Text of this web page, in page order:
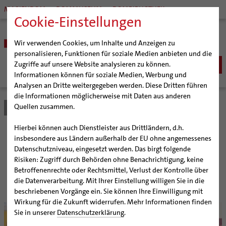
Cookie-Einstellungen
Wir verwenden Cookies, um Inhalte und Anzeigen zu
personalisieren, Funktionen für soziale Medien anbieten und die
Zugriffe auf unsere Website analysieren zu können.
Informationen können für soziale Medien, Werbung und
Analysen an Dritte weitergegeben werden. Diese Dritten führen
die Informationen möglicherweise mit Daten aus anderen
Quellen zusammen.
Hierbei können auch Dienstleister aus Drittländern, d.h.
insbesondere aus Ländern außerhalb der EU ohne angemessenes
Datenschutzniveau, eingesetzt werden. Das birgt folgende
Risiken: Zugriff durch Behörden ohne Benachrichtigung, keine
Betroffenenrechte oder Rechtsmittel, Verlust der Kontrolle über
die Datenverarbeitung. Mit Ihrer Einstellung willigen Sie in die
beschriebenen Vorgänge ein. Sie können Ihre Einwilligung mit
Wirkung für die Zukunft widerrufen. Mehr Informationen finden
Sie in unserer Datenschutzerklärung.
MARIENDOM DOMMUSEUM DOMBIBLIOTHEK
BISTUM
Bischöfe
Weihbischof Dr. Martin Marahrens
Bischof em. Norbert Trelle
Weihbischof em. Bongartz
Weihbischof em. Schwerdtfeger
Weihbischof em. Koitz
Bischof em. Dr. Wüstenberg
Generalvikariat
Gremien
Diözesangericht
Gemeindegremien
Pfarrgemeinden
Hildesheimer Dom
Virtueller Rundgang durch den Dom
Tausendjähriger Rosenstock
Die Hildesheimer Dommusik
Wallfahrten | Pilgern
Termine Wallfahrten und Pilgern
Jakobswege im Bistum Hildesheim
Veranstaltungen
Strategieprozess
Jugend
Bistum Hildesheim
Junge Leute als Glücksfall
Bischof Norbert Trelle besuchte das „Jugendpastorale
Zentrum Tabor“ in Hannover
© bph